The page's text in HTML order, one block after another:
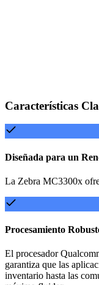
Características
Diseñada para un
La Zebra MC3300x
Procesamiento
El procesador
garantiza que las
inventario hasta las